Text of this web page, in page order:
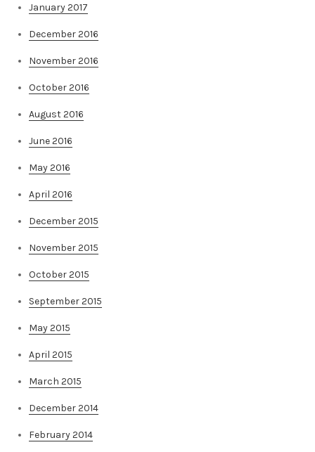
January 2017
December 2016
November 2016
October 2016
August 2016
June 2016
May 2016
April 2016
December 2015
November 2015
October 2015
September 2015
May 2015
April 2015
March 2015
December 2014
February 2014